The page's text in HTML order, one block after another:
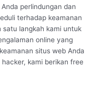
perlindungan dan
terhadap keamanan
satu langkah kami untuk
online yang
situs web Anda
kami berikan free